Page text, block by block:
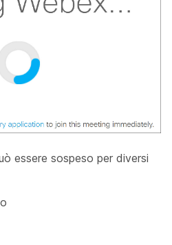
essere sospeso per diversi